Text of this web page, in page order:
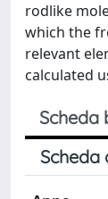
rodlike
which the
relevant
calculated
Scheda
Scheda